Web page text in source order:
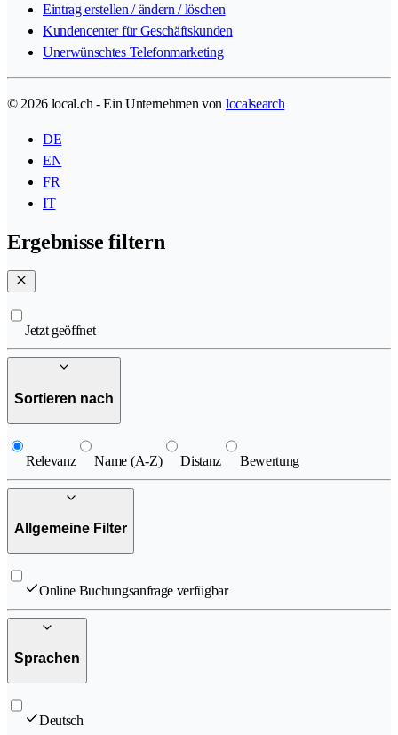
Eintrag erstellen / ändern / löschen
Kundencenter für Geschäftskunden
Unerwünschtes Telefonmarketing
© 2026 local.ch - Ein Unternehmen von localsearch
DE
EN
FR
IT
Ergebnisse filtern
Jetzt geöffnet
Sortieren nach
Relevanz Name (A-Z) Distanz Bewertung
Allgemeine Filter
Online Buchungsanfrage verfügbar
Sprachen
Deutsch